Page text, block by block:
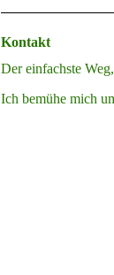
Kontakt
Der einfachste
Ich bemühe mich